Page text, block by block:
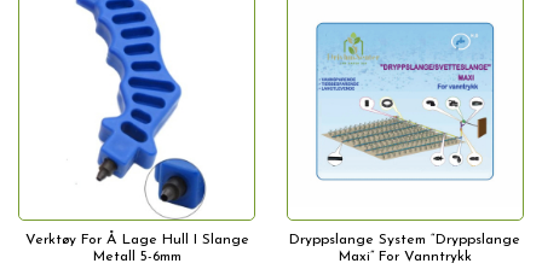
Verktøy For Å Lage Hull I Slange
Metall 5-6mm
Dryppslange System “Dryppslange
Maxi” For Vanntrykk